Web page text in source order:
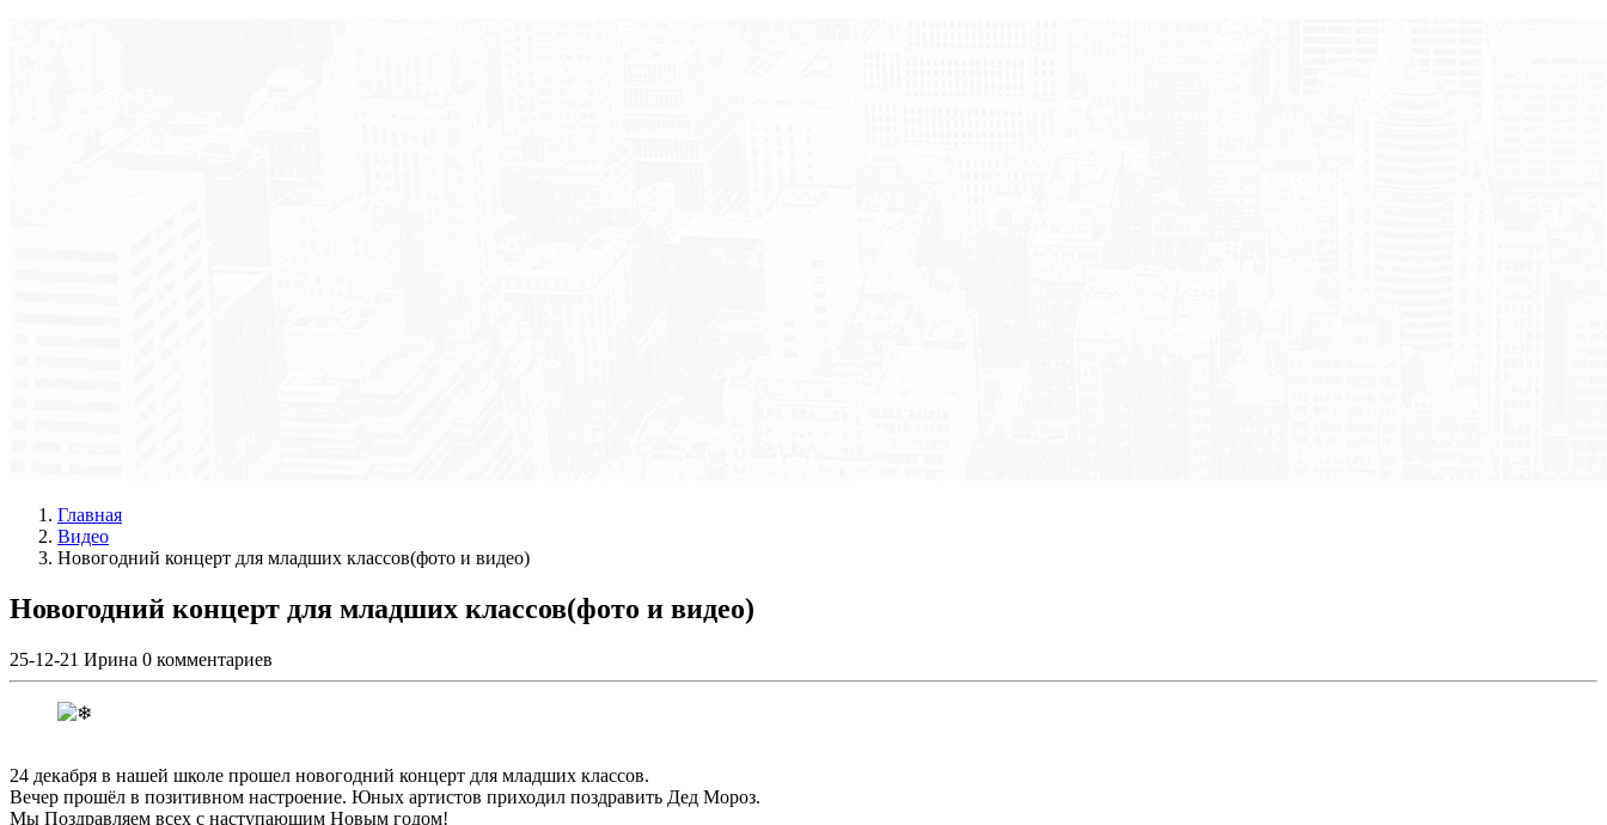
Главная
Видео
Новогодний концерт для младших классов(фото и видео)
Новогодний концерт для младших классов(фото и видео)
25-12-21 Ирина 0 комментариев
24 декабря в нашей школе прошел новогодний концерт для младших классов.
Вечер прошёл в позитивном настроение. Юных артистов приходил поздравить Дед Мороз.
Мы Поздравляем всех с наступающим Новым годом!